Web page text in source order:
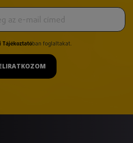
Tájékoztatóban foglaltakat.